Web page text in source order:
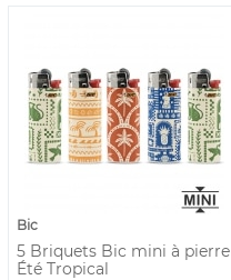
Bic
5 Briquets Bic mini à pierre
Été Tropical